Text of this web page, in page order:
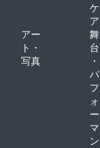
ケ
ア
アー
ト・
写真
舞
台
・
パ
フ
ォ
ー
マ
ン